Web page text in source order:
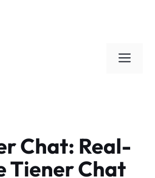
Chat: Real-
Tiener Chat